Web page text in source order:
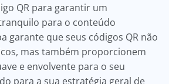
QR para garantir um
para o conteúdo
garante que seus códigos QR não
mas também proporcionem
e envolvente para o seu
para a sua estratégia geral de